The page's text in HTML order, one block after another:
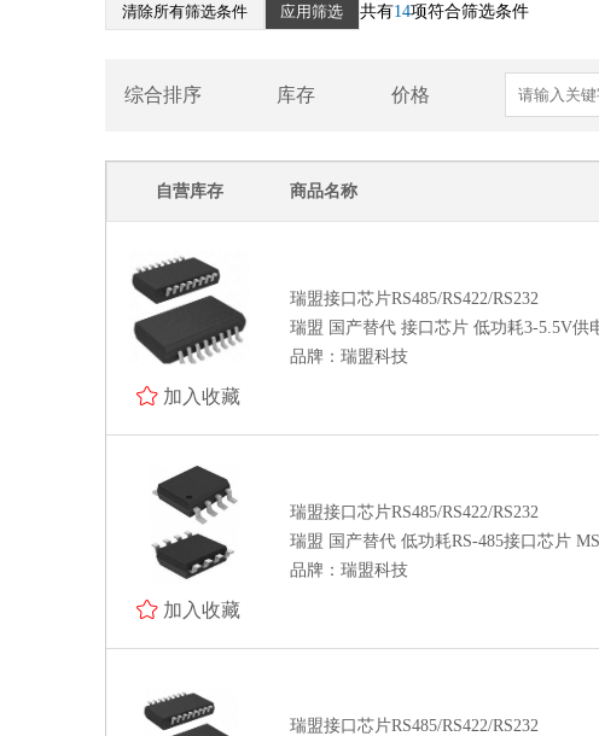
瑞盟接口芯片RS485/RS422/RS232
瑞盟接口芯片H-BUS
瑞盟串化器/解串器(SER/DES)
瑞盟音频接口
其他接口芯片
时间-数字转换器 TDC
数模转换器 DAC
模数转换器 ADC
晶体管 保险丝 射频功率器件
数字/模拟开关 电平转换 继电器
清除所有筛选条件 应用筛选 共有14项符合筛选条件
综合排序 库存 价格
自营库存 商品名称
加入收藏
瑞盟接口芯片RS485/RS422/RS232
瑞盟 国产替代 接口芯片 低功耗3-5.5V供
品牌：瑞盟科技
加入收藏
瑞盟接口芯片RS485/RS422/RS232
瑞盟 国产替代 低功耗RS-485接口芯片
品牌：瑞盟科技
瑞盟接口芯片RS485/RS422/RS232